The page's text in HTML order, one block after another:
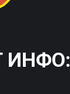
ИНФО: